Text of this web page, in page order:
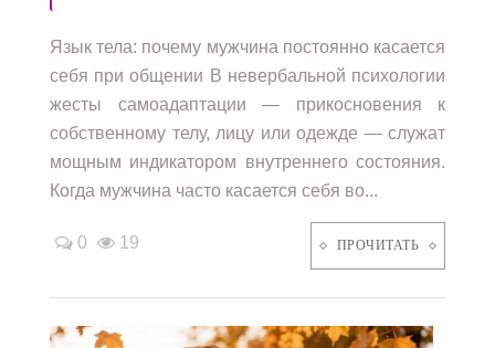
Язык тела: почему мужчина постоянно касается
себя при общении В невербальной психологии
жесты самоадаптации — прикосновения к
собственному телу, лицу или одежде — служат
мощным индикатором внутреннего состояния.
Когда мужчина часто касается себя во...
0 19 ПРОЧИТАТЬ